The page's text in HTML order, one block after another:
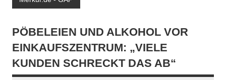
PÖBELEIEN UND ALKOHOL VOR
EINKAUFSZENTRUM: „VIELE
KUNDEN SCHRECKT DAS AB“